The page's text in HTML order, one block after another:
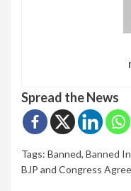
Spread the News
Tags: Banned, Banned
BJP and Congress Agree